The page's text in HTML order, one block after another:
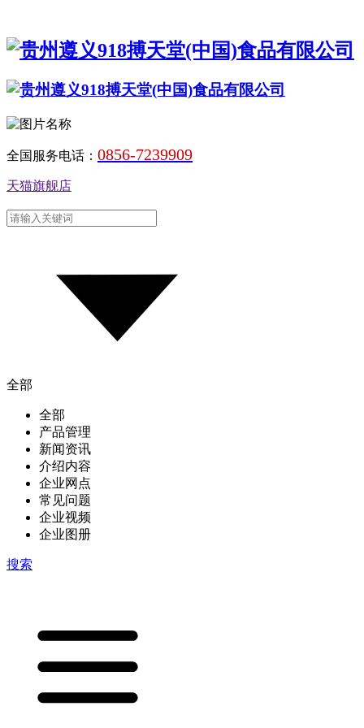
全国服务电话： 0856-7239909
天猫旗舰店
全部
全部
产品管理
新闻资讯
介绍内容
企业网点
常见问题
企业视频
企业图册
搜索